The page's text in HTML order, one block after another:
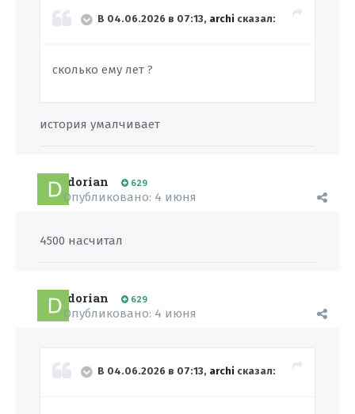
В 04.06.2026 в 07:13, archi сказал:
сколько ему лет ?
история умалчивает
dorian 629
Опубликовано: 4 июня
4500 насчитал
dorian 629
Опубликовано: 4 июня
В 04.06.2026 в 07:13, archi сказал: